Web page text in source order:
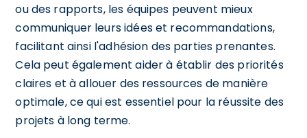
ou des rapports, les équipes peuvent mieux
communiquer leurs idées et recommandations,
facilitant ainsi l'adhésion des parties prenantes.
Cela peut également aider à établir des priorités
claires et à allouer des ressources de manière
optimale, ce qui est essentiel pour la réussite des
projets à long terme.